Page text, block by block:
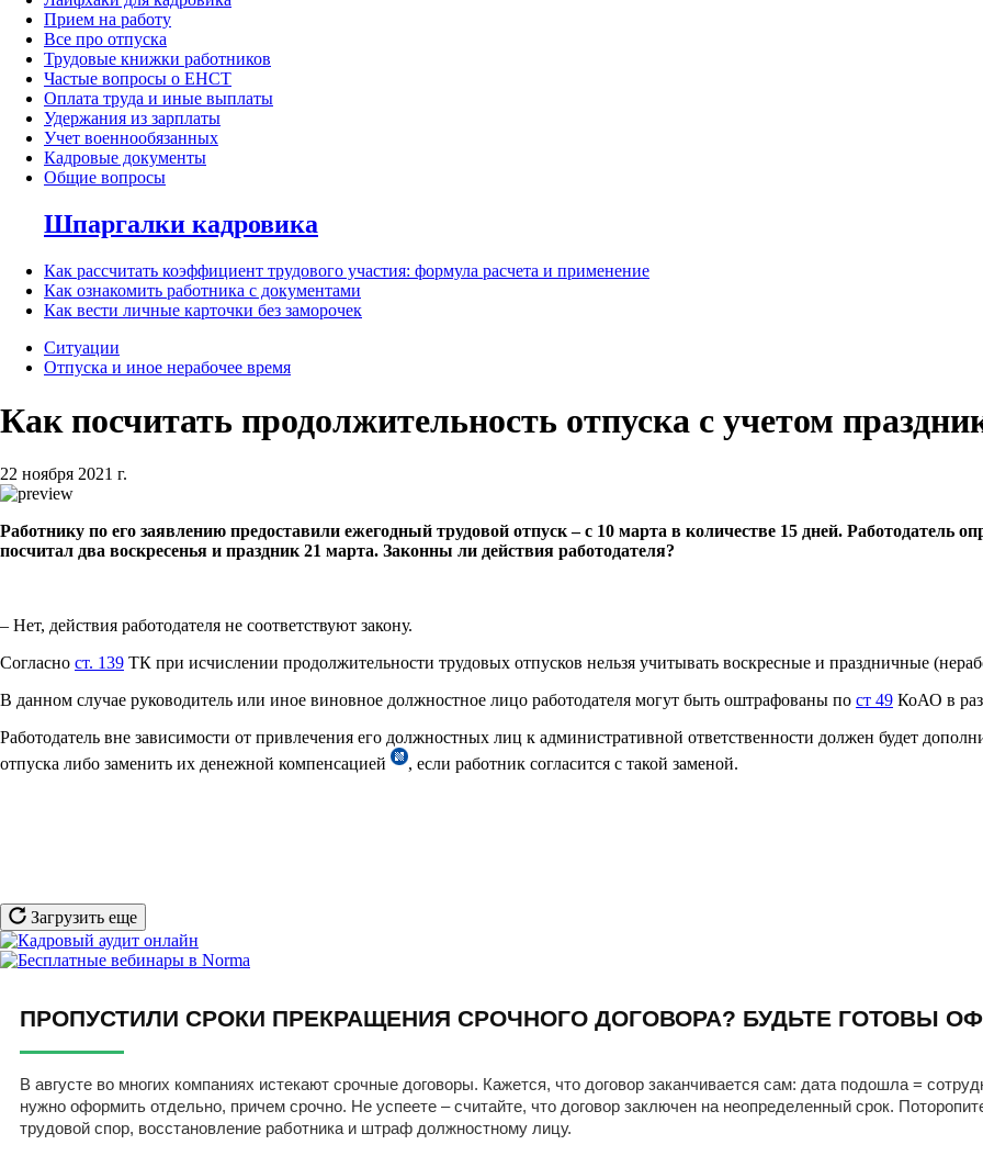
Прием на работу
Все про отпуска
Трудовые книжки работников
Частые вопросы о ЕНСТ
Оплата труда и иные выплаты
Удержания из зарплаты
Учет военнообязанных
Кадровые документы
Общие вопросы
Шпаргалки кадровика
Как рассчитать коэффициент трудового участия: формула расчета и применение
Как ознакомить работника с документами
Как вести личные карточки без заморочек
Ситуации
Отпуска и иное нерабочее время
Как посчитать продолжительность отпуска с учетом
22 ноября 2021 г.
Работнику по его заявлению предоставили ежегодный трудовой отпуск – с 10 марта в количестве 15 дней. Работодатель
посчитал два воскресенья и праздник 21 марта. Законны ли действия работодателя?
– Нет, действия работодателя не соответствуют закону.
Согласно ст. 139 ТК при исчислении продолжительности трудовых отпусков нельзя учитывать воскресные и праздничные
В данном случае руководитель или иное виновное должностное лицо работодателя могут быть оштрафованы по ст 49 КоАО в
Работодатель вне зависимости от привлечения его должностных лиц к административной ответственности должен будет
отпуска либо заменить их денежной компенсацией
, если работник согласится с такой заменой.
Загрузить еще
ПРОПУСТИЛИ СРОКИ ПРЕКРАЩЕНИЯ СРОЧНОГО ДОГОВОРА? БУДЬТЕ ГОТОВЫ
В августе во многих компаниях истекают срочные договоры. Кажется, что договор заканчивается сам: дата подошла =
нужно оформить отдельно, причем срочно. Не успеете – считайте, что договор заключен на неопределенный срок.
трудовой спор, восстановление работника и штраф должностному лицу.